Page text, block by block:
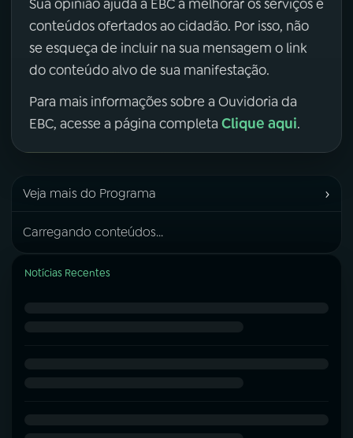
Sua opinião ajuda a EBC a melhorar os serviços e
conteúdos ofertados ao cidadão. Por isso, não
se esqueça de incluir na sua mensagem o link
do conteúdo alvo de sua manifestação.
Para mais informações sobre a Ouvidoria da
EBC, acesse a página completa Clique aqui.
Veja mais do Programa ›
Carregando conteúdos...
Notícias Recentes